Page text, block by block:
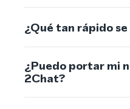
¿Qué tan rápido
¿Puedo portar mi
2Chat?